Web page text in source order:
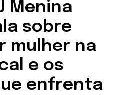
Menina
sobre
mulher na
e os
enfrenta